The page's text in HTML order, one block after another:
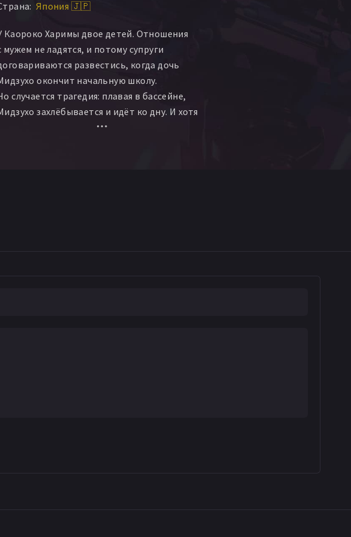
Япония 🇯🇵
Каороко Харимы двое детей. Отношения
мужем не ладятся, и потому супруги
развестись, когда дочь
окончит начальную школу.
случается трагедия: плавая в бассейне,
захлёбывается и идёт ко дну. И хотя
сердце девочки продолжает биться, врач